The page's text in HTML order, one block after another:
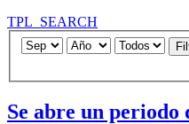
TPL_SEARCH
Se abre un periodo